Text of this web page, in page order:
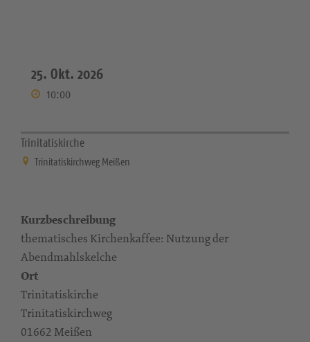
25. Okt. 2026
10:00
Trinitatiskirche
Trinitatiskirchweg Meißen
Kurzbeschreibung
thematisches Kirchenkaffee: Nutzung der
Abendmahlskelche
Ort
Trinitatiskirche
Trinitatiskirchweg
01662 Meißen